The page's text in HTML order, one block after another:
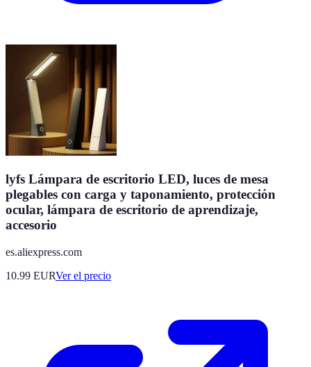
lyfs Lámpara de escritorio LED, luces de mesa
plegables con carga y taponamiento, protección
ocular, lámpara de escritorio de aprendizaje,
accesorio
es.aliexpress.com
10.99 EURVer el precio